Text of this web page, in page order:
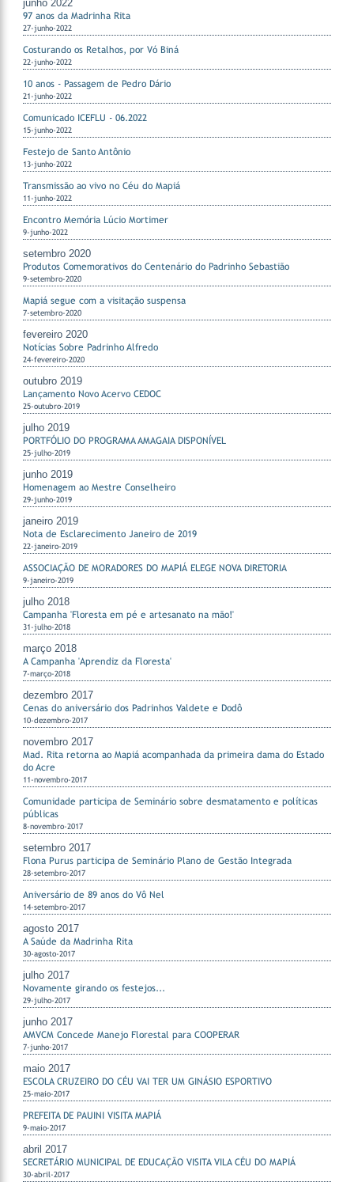
junho 2022
97 anos da Madrinha Rita
27-junho-2022
Costurando os Retalhos, por Vó Biná
22-junho-2022
10 anos - Passagem de Pedro Dário
21-junho-2022
Comunicado ICEFLU - 06.2022
15-junho-2022
Festejo de Santo Antônio
13-junho-2022
Transmissão ao vivo no Céu do Mapiá
11-junho-2022
Encontro Memória Lúcio Mortimer
9-junho-2022
setembro 2020
Produtos Comemorativos do Centenário do Padrinho Sebastião
9-setembro-2020
Mapiá segue com a visitação suspensa
7-setembro-2020
fevereiro 2020
Notícias Sobre Padrinho Alfredo
24-fevereiro-2020
outubro 2019
Lançamento Novo Acervo CEDOC
25-outubro-2019
julho 2019
PORTFÓLIO DO PROGRAMA AMAGAIA DISPONÍVEL
25-julho-2019
junho 2019
Homenagem ao Mestre Conselheiro
29-junho-2019
janeiro 2019
Nota de Esclarecimento Janeiro de 2019
22-janeiro-2019
ASSOCIAÇÃO DE MORADORES DO MAPIÁ ELEGE NOVA DIRETORIA
9-janeiro-2019
julho 2018
Campanha 'Floresta em pé e artesanato na mão!'
31-julho-2018
março 2018
A Campanha 'Aprendiz da Floresta'
7-março-2018
dezembro 2017
Cenas do aniversário dos Padrinhos Valdete e Dodô
10-dezembro-2017
novembro 2017
Mad. Rita retorna ao Mapiá acompanhada da primeira dama do Estado
do Acre
11-novembro-2017
Comunidade participa de Seminário sobre desmatamento e políticas
públicas
8-novembro-2017
setembro 2017
Flona Purus participa de Seminário Plano de Gestão Integrada
28-setembro-2017
Aniversário de 89 anos do Vô Nel
14-setembro-2017
agosto 2017
A Saúde da Madrinha Rita
30-agosto-2017
julho 2017
Novamente girando os festejos...
29-julho-2017
junho 2017
AMVCM Concede Manejo Florestal para COOPERAR
7-junho-2017
maio 2017
ESCOLA CRUZEIRO DO CÉU VAI TER UM GINÁSIO ESPORTIVO
25-maio-2017
PREFEITA DE PAUINI VISITA MAPIÁ
9-maio-2017
abril 2017
SECRETÁRIO MUNICIPAL DE EDUCAÇÃO VISITA VILA CÉU DO MAPIÁ
30-abril-2017